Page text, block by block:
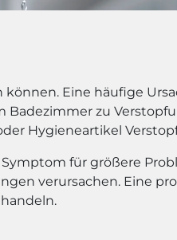
Eine häufige
Badezimmer zu
Hygieneartikel
für größere
verursachen. Eine